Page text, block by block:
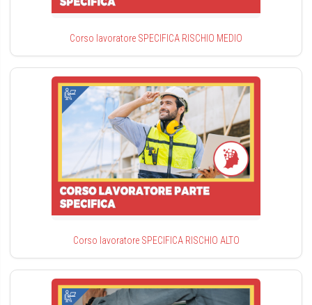
Corso lavoratore SPECIFICA RISCHIO MEDIO
Corso lavoratore SPECIFICA RISCHIO ALTO